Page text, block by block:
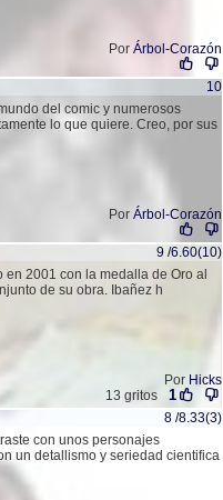
Por Árbol-Corazón
10
del comic y numerosos
lo que quiere. Creo, por sus
Por Árbol-Corazón
9 /6.60(10)
2001 con la medalla de Oro al
de su obra. Ibañez h
Por Hicks
1
13 gritos
8 /8.33(3)
con unos personajes
un detallismo y seriedad cientifica